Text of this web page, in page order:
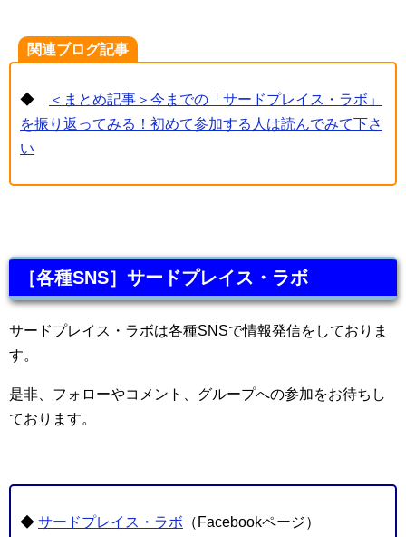
関連ブログ記事
◆
＜まとめ記事＞今までの「サードプレイス・ラボ」
を振り返ってみる！初めて参加する人は読んでみて下さ
い
［各種SNS］サードプレイス・ラボ
サードプレイス・ラボは各種SNSで情報発信をしておりま
す。
是非、フォローやコメント、グループへの参加をお待ちし
ております。
◆ サードプレイス・ラボ （Facebookページ）